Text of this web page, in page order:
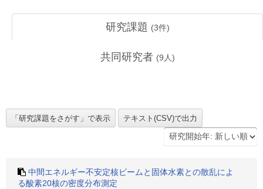
研究課題 (3件)
共同研究者 (9 人)
中間エネルギー不安定核ビームと固体水素との散乱によ
る酸素20核の密度分布測定